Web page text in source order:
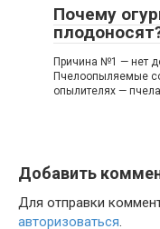
Почему
Причина №1 — нет
Пчелоопыляемые
опылителях —
Добавить
Для отправки
авторизоваться